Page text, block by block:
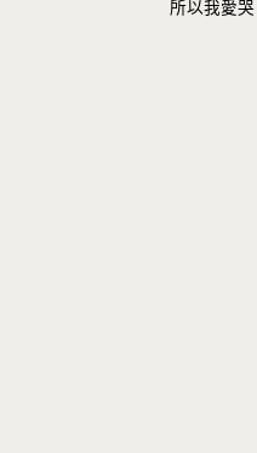
所以我愛